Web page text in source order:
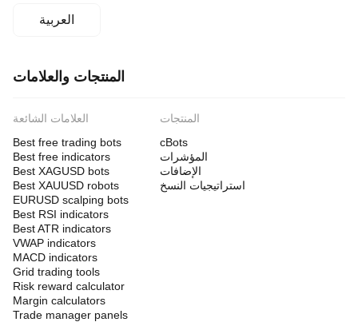
stocks.
provide
and
decision-
making
without
complex
settings,
enabling
traders
to
read
the
market
instantly.
ملف تعريف المؤشر
العربية
المنتجات والعلامات
العلامات الشائعة
Best free trading bots
Best free indicators
Best XAGUSD bots
Best XAUUSD robots
EURUSD scalping bots
Best RSI indicators
Best ATR indicators
VWAP indicators
MACD indicators
Grid trading tools
Risk reward calculator
Margin calculators
Trade manager panels
المنتجات
cBots
المؤشرات
الإضافات
استراتيجيات النسخ